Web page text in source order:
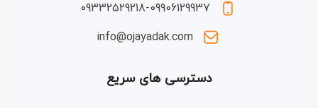
09332529218-09906129937
info@ojayadak.com
دسترسی های سریع